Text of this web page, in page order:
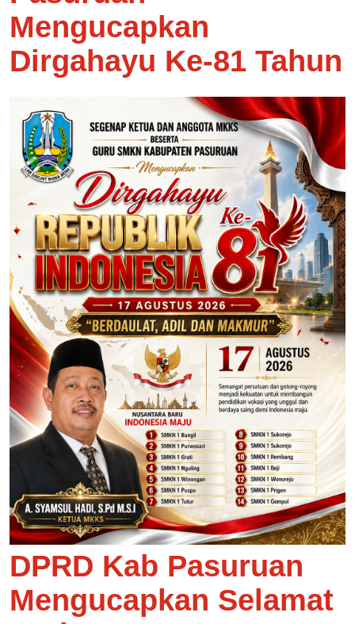
Mengucapkan
Dirgahayu Ke-81 Tahun
DPRD Kab Pasuruan
Mengucapkan Selamat